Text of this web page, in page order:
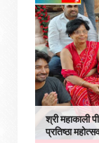
श्री महाकाली
प्रतिष्ठा